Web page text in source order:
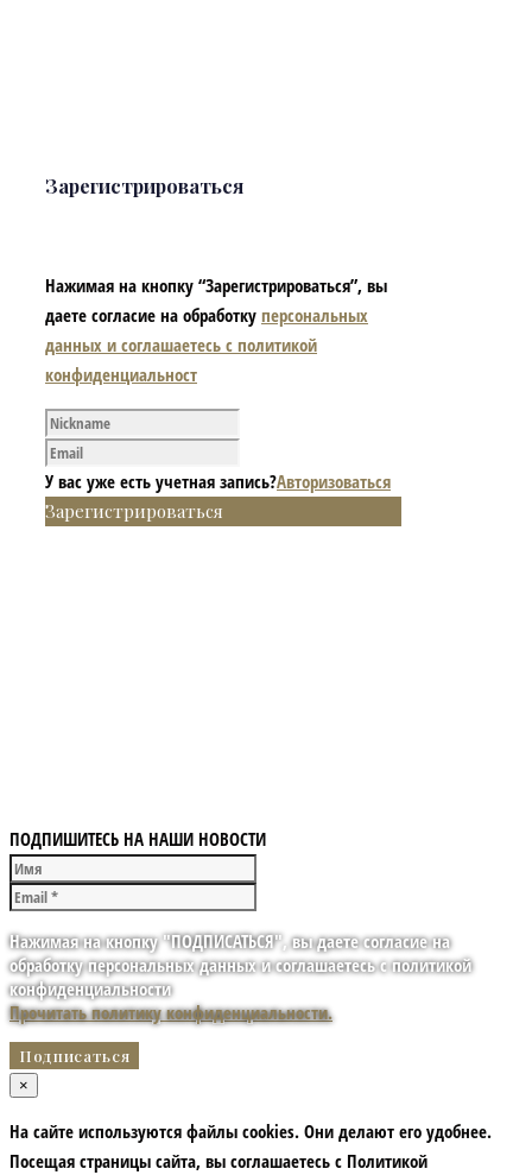
Зарегистрироваться
Нажимая на кнопку “Зарегистрироваться”, вы
даете согласие на обработку персональных
данных и соглашаетесь с политикой
конфиденциальност
У вас уже есть учетная запись?Авторизоваться
Зарегистрироваться
ПОДПИШИТЕСЬ НА НАШИ НОВОСТИ
Нажимая на кнопку "ПОДПИСАТЬСЯ", вы даете согласие на
обработку персональных данных и соглашаетесь с политикой
конфиденциальности
Прочитать политику конфиденциальности.
×
На сайте используются файлы cookies. Они делают его удобнее.
Посещая страницы сайта, вы соглашаетесь с Политикой